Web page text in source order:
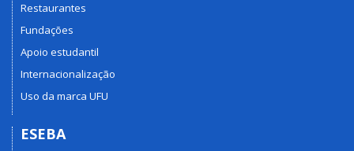
Restaurantes
Fundações
Apoio estudantil
Internacionalização
Uso da marca UFU
ESEBA